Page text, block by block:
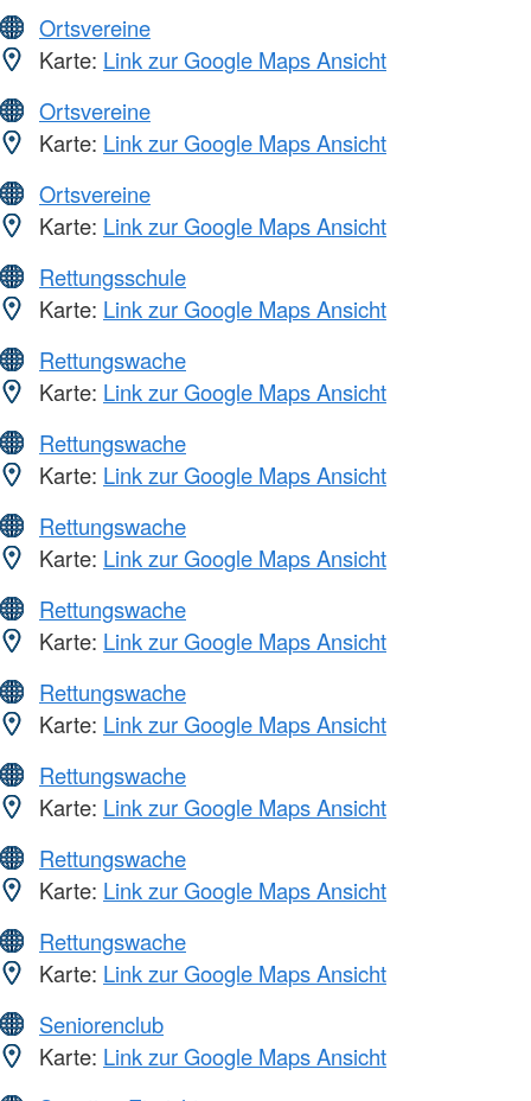
Ortsvereine
Karte: Link zur Google Maps Ansicht
Ortsvereine
Karte: Link zur Google Maps Ansicht
Ortsvereine
Karte: Link zur Google Maps Ansicht
Rettungsschule
Karte: Link zur Google Maps Ansicht
Rettungswache
Karte: Link zur Google Maps Ansicht
Rettungswache
Karte: Link zur Google Maps Ansicht
Rettungswache
Karte: Link zur Google Maps Ansicht
Rettungswache
Karte: Link zur Google Maps Ansicht
Rettungswache
Karte: Link zur Google Maps Ansicht
Rettungswache
Karte: Link zur Google Maps Ansicht
Rettungswache
Karte: Link zur Google Maps Ansicht
Rettungswache
Karte: Link zur Google Maps Ansicht
Seniorenclub
Karte: Link zur Google Maps Ansicht